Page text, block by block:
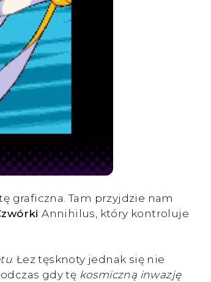
graficzna. Tam przyjdzie nam
Annihilus, który kontroluje
. Łez tęsknoty jednak się nie
gdy tę kosmiczną inwazję